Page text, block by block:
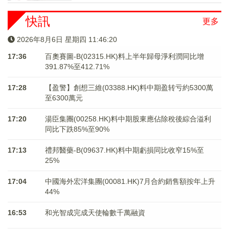
更多
快訊
2026年8月6日 星期四 11:46:21
17:36
百奧賽圖-B(02315.HK)料上半年歸母淨利潤同比增
391.87%至412.71%
17:28
【盈警】創想三維(03388.HK)料中期盈转亏約5300萬
至6300萬元
17:20
湯臣集團(00258.HK)料中期股東應佔除稅後綜合溢利
同比下跌85%至90%
17:13
禮邦醫藥-B(09637.HK)料中期虧損同比收窄15%至
25%
17:04
中國海外宏洋集團(00081.HK)7月合約銷售額按年上升
44%
16:53 和光智成完成天使輪數千萬融資